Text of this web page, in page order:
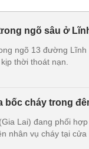
ngõ sâu ở
ngõ 13 đường
thời thoát nạn.
bốc cháy trong
Lai) đang phối
nhân vụ cháy tại